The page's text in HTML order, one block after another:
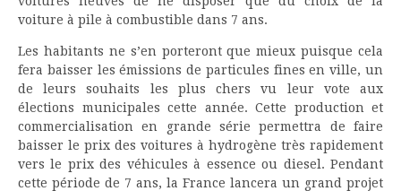
voiture à pile à combustible dans 7 ans.
Les habitants ne s’en porteront que mieux puisque cela
fera baisser les émissions de particules fines en ville, un
de leurs souhaits les plus chers vu leur vote aux
élections municipales cette année. Cette production et
commercialisation en grande série permettra de faire
baisser le prix des voitures à hydrogène très rapidement
vers le prix des véhicules à essence ou diesel. Pendant
cette période de 7 ans, la France lancera un grand projet